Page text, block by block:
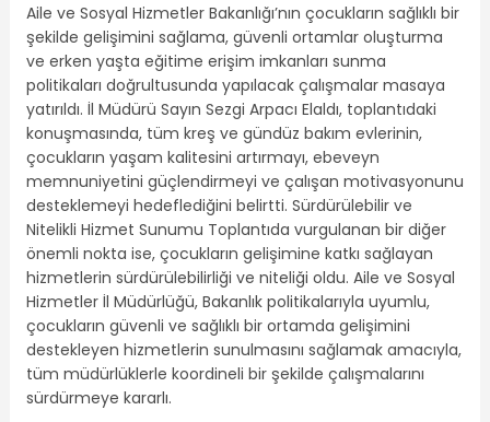
Aile ve Sosyal Hizmetler Bakanlığı’nın çocukların sağlıklı bir
şekilde gelişimini sağlama, güvenli ortamlar oluşturma
ve erken yaşta eğitime erişim imkanları sunma
politikaları doğrultusunda yapılacak çalışmalar masaya
yatırıldı. İl Müdürü Sayın Sezgi Arpacı Elaldı, toplantıdaki
konuşmasında, tüm kreş ve gündüz bakım evlerinin,
çocukların yaşam kalitesini artırmayı, ebeveyn
memnuniyetini güçlendirmeyi ve çalışan motivasyonunu
desteklemeyi hedeflediğini belirtti. Sürdürülebilir ve
Nitelikli Hizmet Sunumu Toplantıda vurgulanan bir diğer
önemli nokta ise, çocukların gelişimine katkı sağlayan
hizmetlerin sürdürülebilirliği ve niteliği oldu. Aile ve Sosyal
Hizmetler İl Müdürlüğü, Bakanlık politikalarıyla uyumlu,
çocukların güvenli ve sağlıklı bir ortamda gelişimini
destekleyen hizmetlerin sunulmasını sağlamak amacıyla,
tüm müdürlüklerle koordineli bir şekilde çalışmalarını
sürdürmeye kararlı.